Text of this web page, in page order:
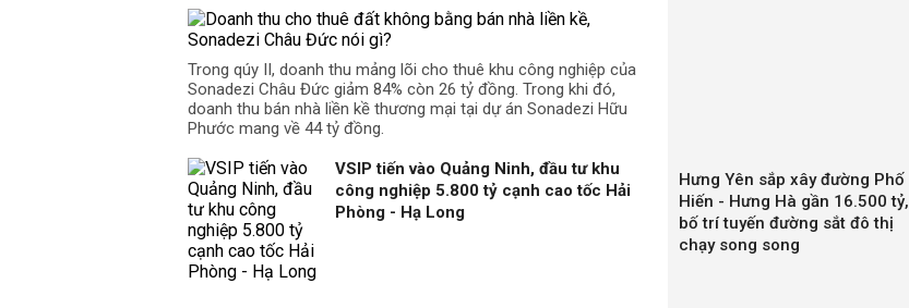
Trong qúy II, doanh thu mảng lõi cho thuê khu công nghiệp của
Sonadezi Châu Đức giảm 84% còn 26 tỷ đồng. Trong khi đó,
doanh thu bán nhà liền kề thương mại tại dự án Sonadezi Hữu
Phước mang về 44 tỷ đồng.
VSIP tiến vào Quảng Ninh, đầu tư khu
công nghiệp 5.800 tỷ cạnh cao tốc Hải
Phòng - Hạ Long
Hưng Yên sắp xây đường Phố
Hiến - Hưng Hà gần 16.500 tỷ,
bố trí tuyến đường sắt đô thị
chạy song song